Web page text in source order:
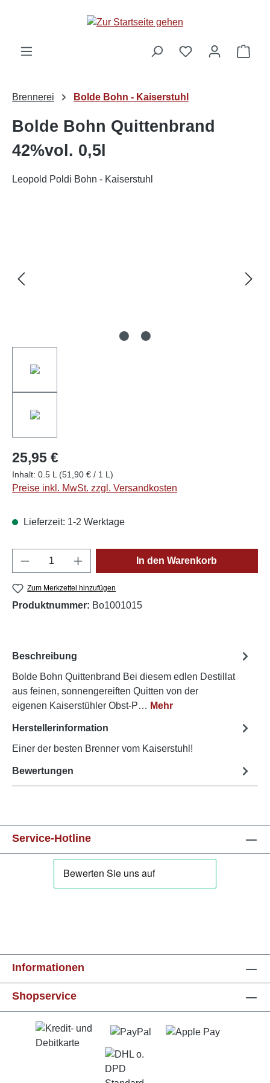
Brennerei Bolde Bohn - Kaiserstuhl
Bolde Bohn Quittenbrand
42%vol. 0,5l
Leopold Poldi Bohn - Kaiserstuhl
25,95 €
Inhalt: 0.5 L (51,90 € / 1 L)
Preise inkl. MwSt. zzgl. Versandkosten
Lieferzeit: 1-2 Werktage
Produkt Anzahl: Gib den gewünschten
In den Warenkorb
Zum Merkzettel hinzufügen
Produktnummer: Bo1001015
Beschreibung
Bolde Bohn Quittenbrand Bei diesem edlen Destillat
aus feinen, sonnengereiften Quitten von der
eigenen Kaiserstühler Obst-P… Mehr
Herstellerinformation
Einer der besten Brenner vom Kaiserstuhl!
Bewertungen
Service-Hotline
Informationen
Shopservice